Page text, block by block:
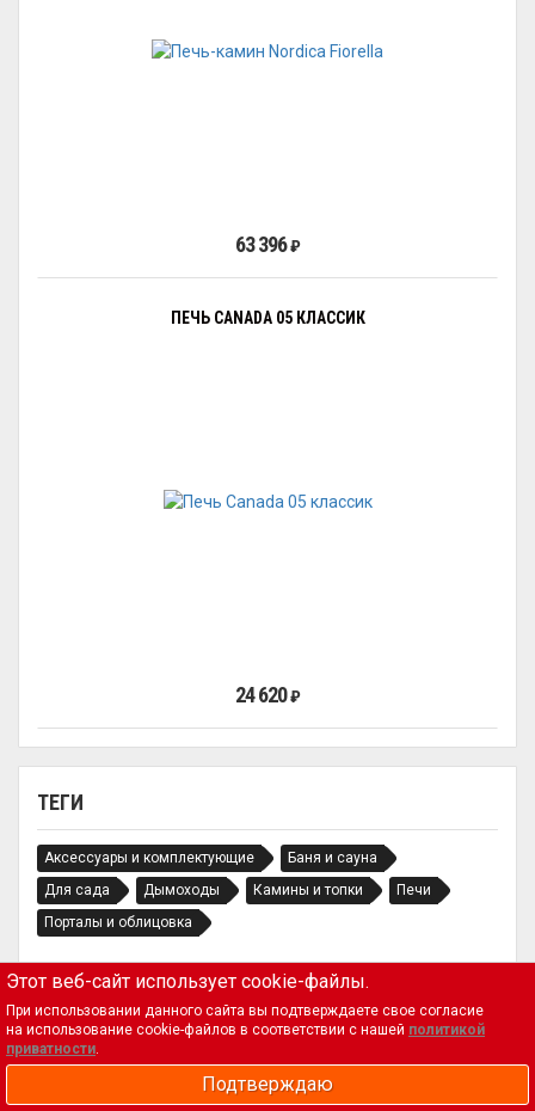
ТЕГИ
Аксессуары и комплектующие
Баня и сауна
Для сада
Дымоходы Камины и топки
Печи
Порталы и облицовка
63 396₽
ПЕЧЬ CANADA 05 КЛАССИК
24 620₽
Магазин
Этот веб-сайт использует cookie-файлы.
При использовании данного сайта вы подтверждаете свое согласие
на использование cookie-файлов в соответствии с нашей политикой
приватности.
Подтверждаю